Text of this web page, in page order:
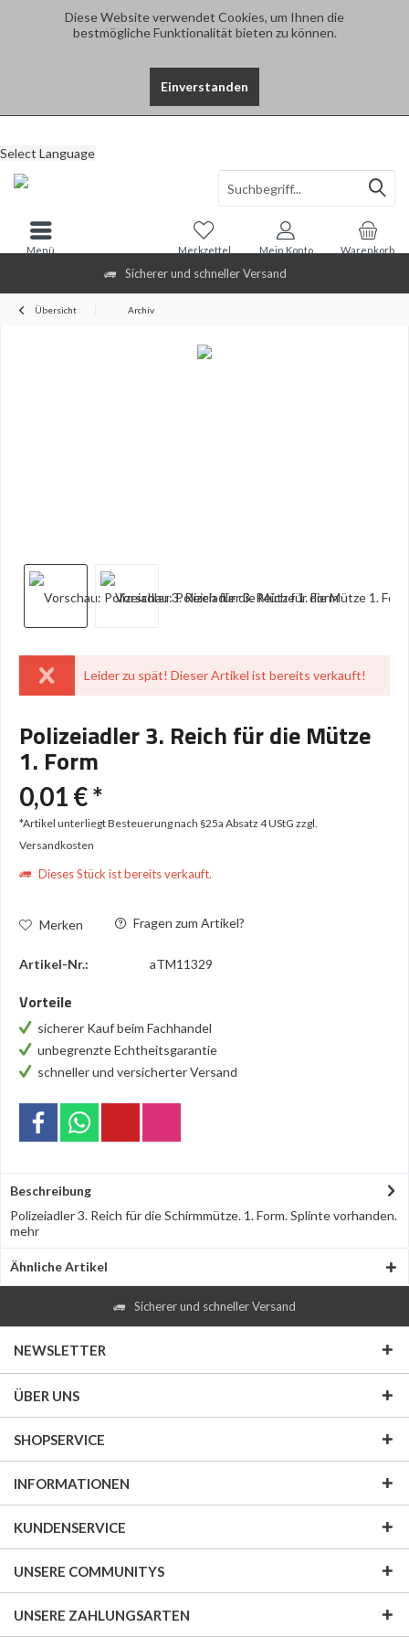
Diese Website verwendet Cookies, um Ihnen die
bestmögliche Funktionalität bieten zu können.
Einverstanden
Sicherer und schneller Versand
Select Language
Warenkorb
Merkzettel Mein Konto
Menü
Übersicht Archiv
Leider zu spät! Dieser Artikel ist bereits verkauft!
Polizeiadler 3. Reich für die Mütze
1. Form
0,01 € *
*Artikel unterliegt Besteuerung nach §25a Absatz 4 UStG zzgl.
Versandkosten
Dieses Stück ist bereits verkauft.
Merken Fragen zum Artikel?
Artikel-Nr.: aTM11329
Vorteile
sicherer Kauf beim Fachhandel
unbegrenzte Echtheitsgarantie
schneller und versicherter Versand
Beschreibung
Polizeiadler 3. Reich für die Schirmmütze. 1. Form. Splinte vorhanden.
mehr
Ähnliche Artikel
Sicherer und schneller Versand
NEWSLETTER
ÜBER UNS
SHOPSERVICE
INFORMATIONEN
KUNDENSERVICE
UNSERE COMMUNITYS
UNSERE ZAHLUNGSARTEN